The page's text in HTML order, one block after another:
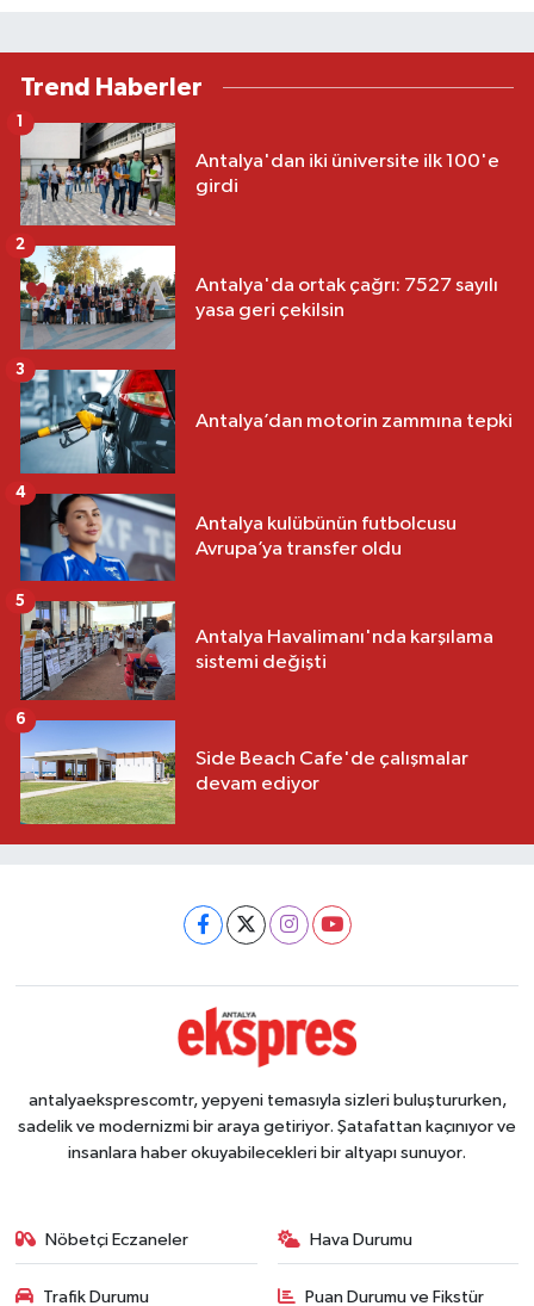
Trend Haberler
Antalya'dan iki üniversite ilk 100'e
girdi
Antalya'da ortak çağrı: 7527 sayılı
yasa geri çekilsin
2
Antalya’dan motorin zammına tepki
3
Antalya kulübünün futbolcusu
Avrupa’ya transfer oldu
4
Antalya Havalimanı'nda karşılama
sistemi değişti
5
Side Beach Cafe'de çalışmalar
devam ediyor
6
antalyaeksprescomtr, yepyeni temasıyla sizleri buluştururken,
sadelik ve modernizmi bir araya getiriyor. Şatafattan kaçınıyor ve
insanlara haber okuyabilecekleri bir altyapı sunuyor.
Nöbetçi Eczaneler Hava Durumu
Trafik Durumu Puan Durumu ve Fikstür